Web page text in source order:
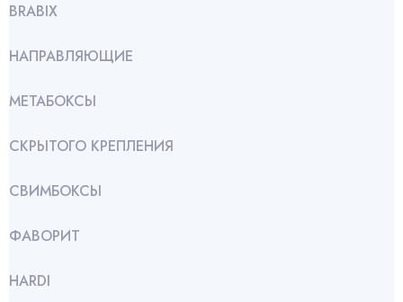
BRABIX
НАПРАВЛЯЮЩИЕ
МЕТАБОКСЫ
СКРЫТОГО КРЕПЛЕНИЯ
СВИМБОКСЫ
ФАВОРИТ
HARDI